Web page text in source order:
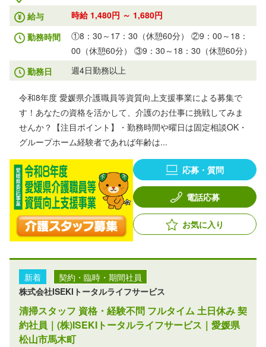
給与
時給 1,480円 ～ 1,680円
勤務時間
①8：30～17：30（休憩60分） ②9：00～18：
00（休憩60分） ③9：30～18：30（休憩60分）
勤務日
週4日勤務以上
令和8年度 愛媛県介護職員等資質向上支援事業による募集で
す！あなたの資格を活かして、介護のお仕事に挑戦してみま
せんか？【注目ポイント】・勤務時間や曜日は固定相談OK・
グループホーム経験者であれば年齢は...
応募・質問
電話応募
お気に入り
新着
契約・臨時・期間社員
株式会社ISEKIトータルライフサービス
清掃スタッフ 資格・経験不問 フルタイム 土日休み 契
約社員｜(株)ISEKIトータルライフサービス｜愛媛県
松山市馬木町